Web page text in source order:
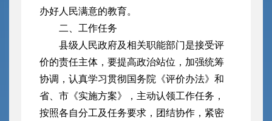
办好人民满意的教育。
二、工作任务
县级人民政府及相关职能部门是接受评
价的责任主体，要提高政治站位，加强统筹
协调，认真学习贯彻国务院《评价办法》和
省、市《实施方案》，主动认领工作任务，
按照各自分工及任务要求，团结协作，紧密